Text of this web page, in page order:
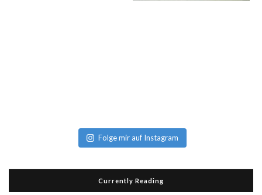
Folge mir auf Instagram
Currently Reading